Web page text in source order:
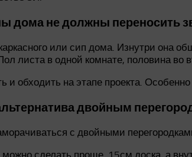
дома не должны переносить
или сип дома. Изнутри
листа в одной комнате, половина во
и обходить на этапе проекта.
двойным
с двойными
можно сделать проще. 15см доска, а